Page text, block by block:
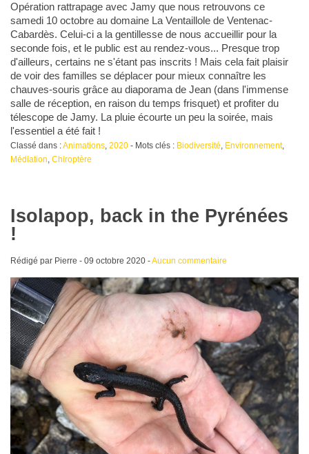
Opération rattrapage avec Jamy que nous retrouvons ce
samedi 10 octobre au domaine La Ventaillole de Ventenac-
Cabardès. Celui-ci a la gentillesse de nous accueillir pour la
seconde fois, et le public est au rendez-vous... Presque trop
d'ailleurs, certains ne s'étant pas inscrits ! Mais cela fait plaisir
de voir des familles se déplacer pour mieux connaître les
chauves-souris grâce au diaporama de Jean (dans l'immense
salle de réception, en raison du temps frisquet) et profiter du
télescope de Jamy. La pluie écourte un peu la soirée, mais
l'essentiel a été fait !
Classé dans :Animations, 2020- Mots clés : Biodiversité, Environnement,
Médiation, Chiroptère
Isolapop, back in the Pyrénées
!
Rédigé par Pierre - 09 octobre 2020-Aucun commentaire